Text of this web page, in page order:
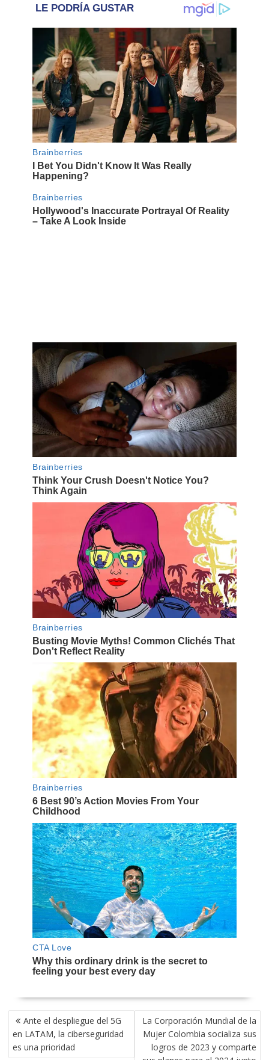
NAVEGACIÓN
DE
ENTRADAS
Ante el despliegue del 5G
en LATAM, la ciberseguridad
es una prioridad
La Corporación Mundial de la
Mujer Colombia socializa sus
logros de 2023 y comparte